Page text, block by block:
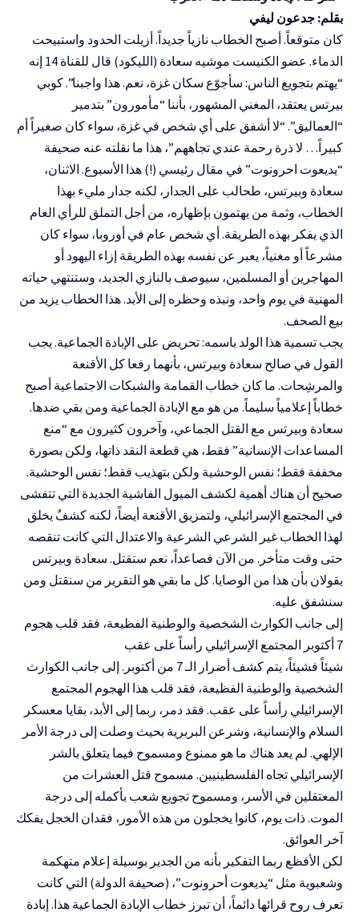
بقلم: جدعون ليفي
كان متوقعاً. أصبح الخطاب نازياً جديداً. أزيلت الحدود واستبيحت
الدماء. عضو الكنيست موشيه سعادة (الليكود) قال للقناة 14 إنه
“يهتم بتجويع الناس: سأجوّع سكان غزة، نعم. هذا واجبنا”. كوبي
بيرتس يعتقد، المغني المشهور، بأننا “مأمورون” بتدمير
“العماليق”. “لا أشفق على أي شخص في غزة، سواء كان صغيراً أم
كبيراً… لا ذرة رحمة عندي تجاههم”، هذا ما نقلته عنه صحيفة
“يديعوت احرونوت” في مقال رئيسي (!) هذا الأسبوع. الاثنان،
سعادة وبيرتس، طحالب على الجدار، لكنه جدار مليء بهذا
الخطاب، وثمة من يهتمون بإظهاره، من أجل التملق للرأي العام
الذي يفكر بهذه الطريقة. أي شخص عام في أوروبا، سواء كان
مشرعاً أو مغنياً، يعبر عن نفسه بهذه الطريقة إزاء اليهود أو
المهاجرين أو المسلمين، سيوصف بالنازي الجديد، وستنتهي حياته
المهنية في يوم واحد، ونبذه وحظره إلى الأبد. هذا الخطاب يزيد من
بيع الصحف.
يجب تسمية هذا الولد باسمه: تحريض على الإبادة الجماعية. يجب
القول في صالح سعادة وبيرتس، بأنهما رفعا كل الأقنعة
والمرشِحات. ما كان خطاب القمامة والشبكات الاجتماعية أصبح
خطاباً إعلامياً سليماً. من هو مع الإبادة الجماعية ومن بقي ضدها.
سعادة وبيرتس مع القتل الجماعي، وآخرون كثيرون مع “منع
المساعدات الإنسانية” فقط، هي قطعة النقد ذاتها، ولكن بصورة
مخففة فقط؛ نفس الوحشية ولكن بتهذيب فقط؛ نفس الوحشية.
صحيح أن هناك أهمية لكشف الميول الفاشية الجديدة التي تتفشى
في المجتمع الإسرائيلي، ولتمزيق الأقنعة أيضاً، لكنه كشفٌ يخلق
لهذا الخطاب غير الشرعي الشرعية والاعتدال التي كانت تنقصه
حتى وقت متأخر. من الآن فصاعداً، نعم ستقتل. سعادة وبيرتس
يقولان بأن هذا من الوصايا. كل ما بقي هو التقرير من سنقتل ومن
سنشفق عليه.
إلى جانب الكوارث الشخصية والوطنية الفظيعة، فقد قلب هجوم
7 أكتوبر المجتمع الإسرائيلي رأساً على عقب
شيئاً فشيئاً، يتم كشف أضرار الـ 7 من أكتوبر. إلى جانب الكوارث
الشخصية والوطنية الفظيعة، فقد قلب هذا الهجوم المجتمع
الإسرائيلي رأساً على عقب. فقد دمر، ربما إلى الأبد، بقايا معسكر
السلام والإنسانية، وشرعن البربرية بحيث وصلت إلى درجة الأمر
الإلهي. لم يعد هناك ما هو ممنوع ومسموح فيما يتعلق بالشر
الإسرائيلي تجاه الفلسطينيين. مسموح قتل العشرات من
المعتقلين في الأسر، ومسموح تجويع شعب بأكمله إلى درجة
الموت. ذات يوم، كانوا يخجلون من هذه الأمور، فقدان الخجل يفكك
آخر العوائق.
لكن الأفظع ربما التفكير بأنه من الجدير بوسيلة إعلام متهكمة
وشعبوية مثل “يديعوت أحرونوت”، (صحيفة الدولة) التي كانت
تعرف روح قرائها دائماً، أن تبرز خطاب الإبادة الجماعية هذا. إبادة